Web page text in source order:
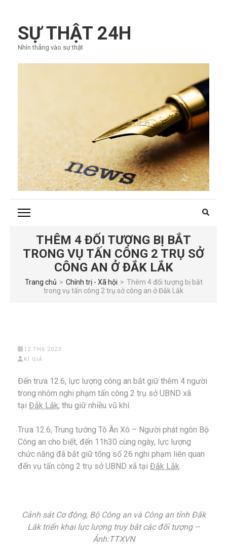
qua
tới
nội
SỰ THẬT 24H
Nhìn thẳng vào sự thật
THÊM 4 ĐỐI TƯỢNG BỊ BẮT
TRONG VỤ TẤN CÔNG 2 TRỤ SỞ
CÔNG AN Ở ĐẮK LẮK
Trang chủ > Chính trị - Xã hội > Thêm 4 đối tượng bị bắt
trong vụ tấn công 2 trụ sở công an ở Đắk Lắk
12 TH6 2023
KÍ GIẢ
Đến trưa 12.6, lực lượng công an bắt giữ thêm 4 người
trong nhóm nghi phạm tấn công 2 trụ sở UBND xã
tại Đắk Lắk, thu giữ nhiều vũ khí.
Trưa 12.6, Trung tướng Tô Ân Xô – Người phát ngôn Bộ
Công an cho biết, đến 11h30 cùng ngày, lực lượng
chức năng đã bắt giữ tổng số 26 nghi phạm liên quan
đến vụ tấn công 2 trụ sở UBND xã tại Đắk Lắk
Cảnh sát Cơ động, Bộ Công an và Công an tỉnh Đắk
Lắk triển khai lực lượng truy bắt các đối tượng –
Ảnh:TTXVN